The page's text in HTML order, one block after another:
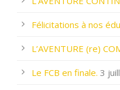
Félicitations à nos
L’AVENTURE (re)
Le FCB en finale. 3